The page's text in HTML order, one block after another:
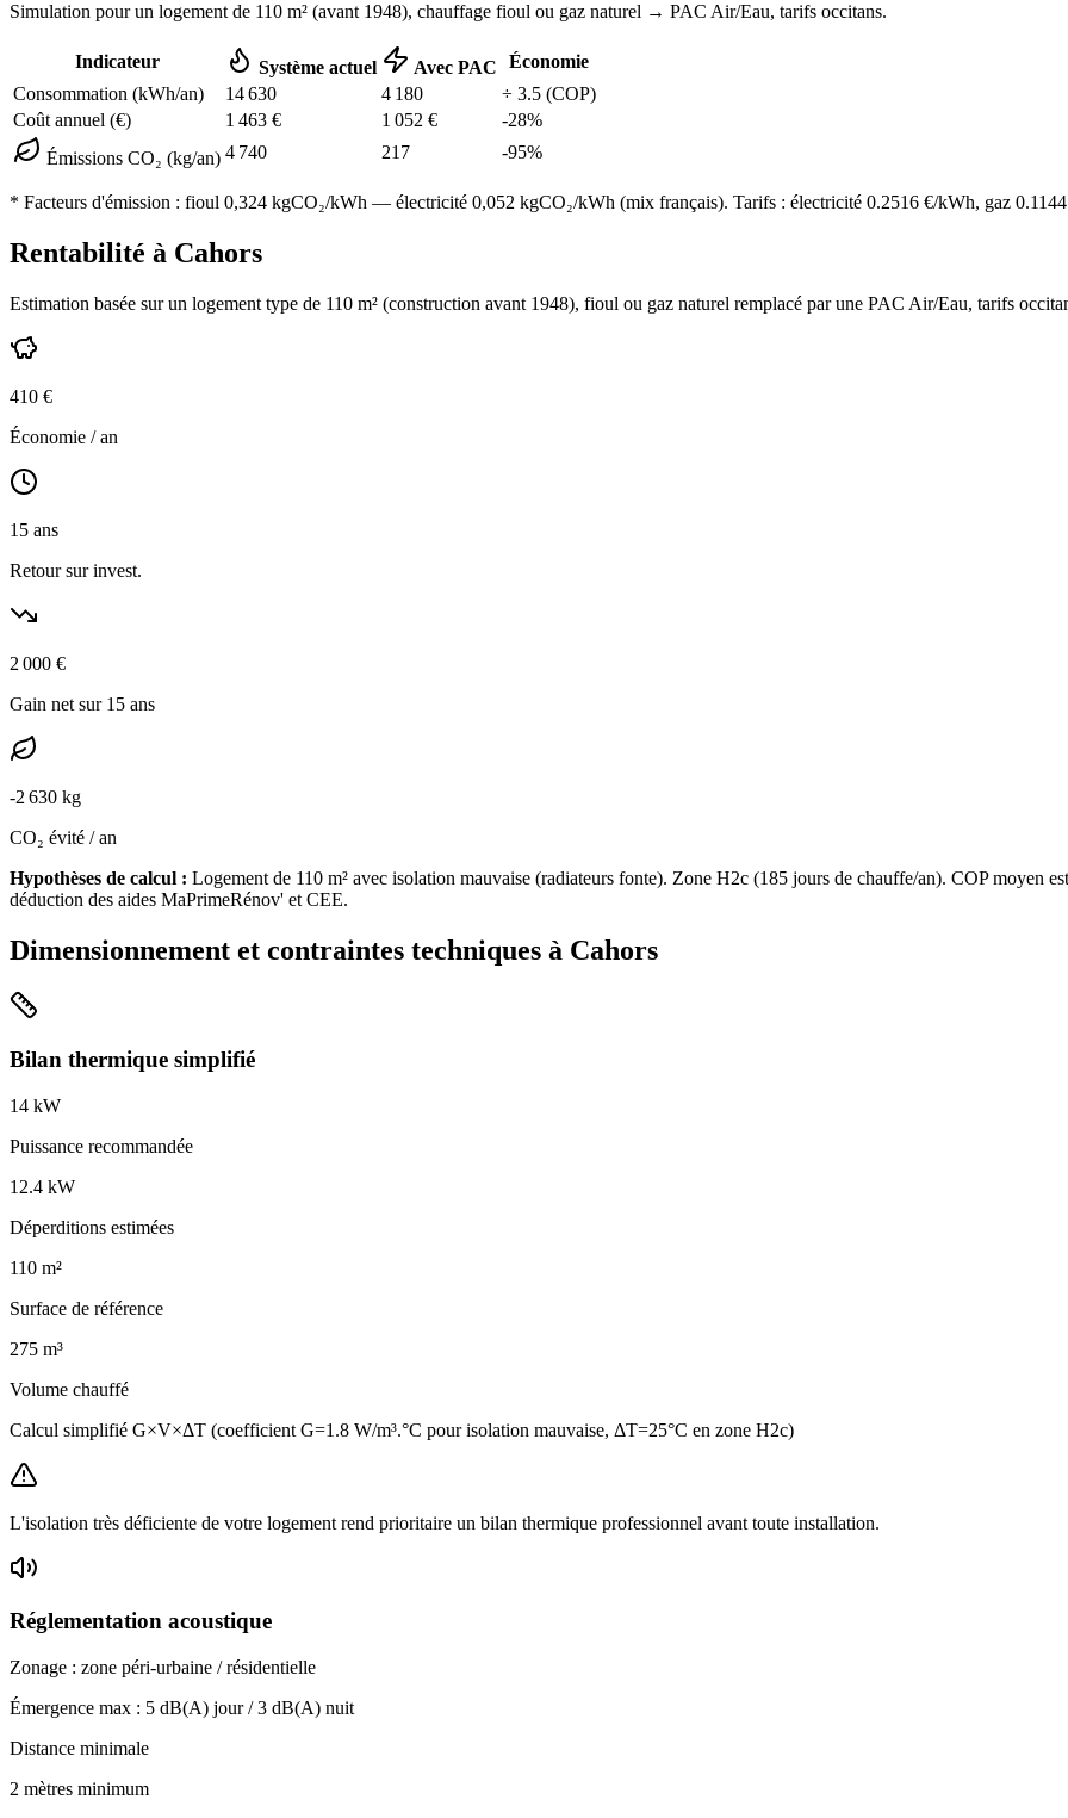
Simulation pour un logement de 110 m² (avant 1948), chauffage fioul ou gaz naturel → PAC Air/Eau, tarifs occitans.
Indicateur Système actuel Avec PAC
Économie
Consommation (kWh/an)
14 630 4 180 ÷ 3.5 (COP)
Coût annuel (€)
1 463 € 1 052 € -28%
Émissions CO₂ (kg/an) 4 740 217 -95%
* Facteurs d'émission : fioul 0,324 kgCO₂/kWh — électricité 0,052 kgCO₂/kWh (mix français). Tarifs : électricité 0.2516 €/kWh, gaz 0.1144
Rentabilité à Cahors
Estimation basée sur un logement type de 110 m² (construction avant 1948), fioul ou gaz naturel remplacé par une PAC Air/Eau, tarifs
410 €
Économie / an
15 ans
Retour sur invest.
2 000 €
Gain net sur 15 ans
-2 630 kg
CO₂ évité / an
Hypothèses de calcul : Logement de 110 m² avec isolation mauvaise (radiateurs fonte). Zone H2c (185 jours de chauffe/an). COP moyen
déduction des aides MaPrimeRénov' et CEE.
Dimensionnement et contraintes techniques à Cahors
Bilan thermique simplifié
14 kW
Puissance recommandée
12.4 kW
Déperditions estimées
110 m²
Surface de référence
275 m³
Volume chauffé
Calcul simplifié G×V×ΔT (coefficient G=1.8 W/m³.°C pour isolation mauvaise, ΔT=25°C en zone H2c)
L'isolation très déficiente de votre logement rend prioritaire un bilan thermique professionnel avant toute installation.
Réglementation acoustique
Zonage : zone péri-urbaine / résidentielle
Émergence max : 5 dB(A) jour /3 dB(A) nuit
Distance minimale
2 mètres minimum